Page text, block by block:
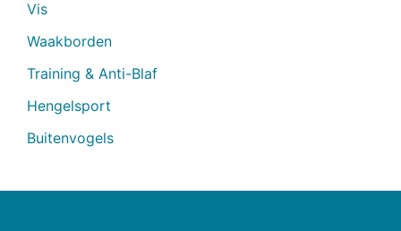
Vis
Waakborden
Training & Anti-Blaf
Hengelsport
Buitenvogels